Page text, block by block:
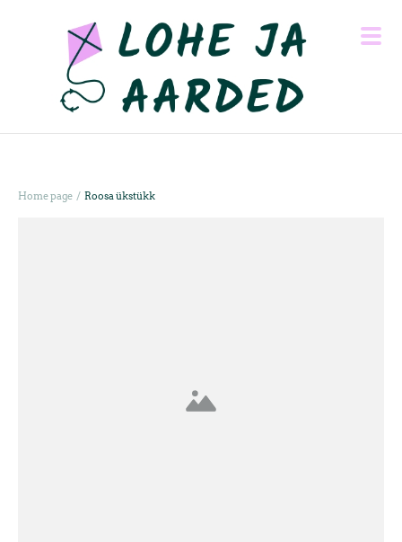
Home page / Roosa ükstükk